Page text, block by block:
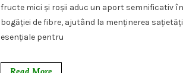
fructe mici și roșii aduc un aport semnificativ
bogăției de fibre, ajutând la menținerea
esențiale pentru